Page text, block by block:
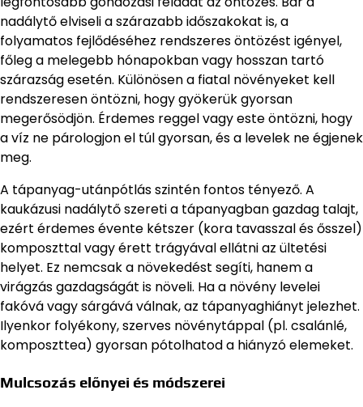
nadálytő elviseli a szárazabb időszakokat is, a
folyamatos fejlődéséhez rendszeres öntözést igényel,
főleg a melegebb hónapokban vagy hosszan tartó
szárazság esetén. Különösen a fiatal növényeket kell
rendszeresen öntözni, hogy gyökerük gyorsan
megerősödjön. Érdemes reggel vagy este öntözni, hogy
a víz ne párologjon el túl gyorsan, és a levelek ne égjenek
meg.
A tápanyag-utánpótlás szintén fontos tényező. A
kaukázusi nadálytő szereti a tápanyagban gazdag talajt,
ezért érdemes évente kétszer (kora tavasszal és ősszel)
komposzttal vagy érett trágyával ellátni az ültetési
helyet. Ez nemcsak a növekedést segíti, hanem a
virágzás gazdagságát is növeli. Ha a növény levelei
fakóvá vagy sárgává válnak, az tápanyaghiányt jelezhet.
Ilyenkor folyékony, szerves növénytáppal (pl. csalánlé,
komposzttea) gyorsan pótolhatod a hiányzó elemeket.
Mulcsozás előnyei és módszerei